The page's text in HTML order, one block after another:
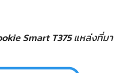
Smart T375 แหล่งที่มา